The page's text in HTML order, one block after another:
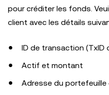
pour créditer les fonds.
client avec les détails
ID de transaction (TxID
Actif et montant
Adresse du